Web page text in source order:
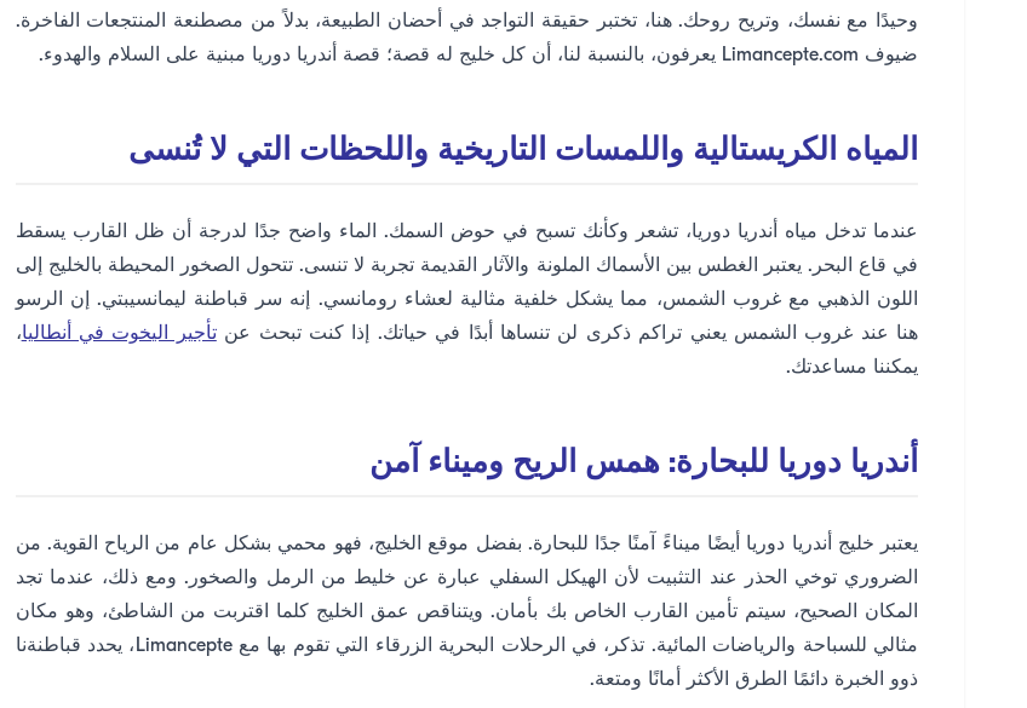
وحيدًا مع نفسك، وتريح روحك. هنا، تختبر حقيقة التواجد في أحضان الطبيعة، بدلاً من مصطنعة المنتجعات الفاخرة.
ضيوف Limancepte.com يعرفون، بالنسبة لنا، أن كل خليج له قصة؛ قصة أندريا دوريا مبنية على السلام والهدوء.
المياه الكريستالية واللمسات التاريخية واللحظات التي لا تُنسى
عندما تدخل مياه أندريا دوريا، تشعر وكأنك تسبح في حوض السمك. الماء واضح جدًا لدرجة أن ظل القارب يسقط
في قاع البحر. يعتبر الغطس بين الأسماك الملونة والآثار القديمة تجربة لا تنسى. تتحول الصخور المحيطة بالخليج إلى
اللون الذهبي مع غروب الشمس، مما يشكل خلفية مثالية لعشاء رومانسي. إنه سر قباطنة ليمانسيبتي. إن الرسو
هنا عند غروب الشمس يعني تراكم ذكرى لن تنساها أبدًا في حياتك. إذا كنت تبحث عنتأجير اليخوت في أنطاليا،
يمكننا مساعدتك.
أندريا دوريا للبحارة: همس الريح وميناء آمن
يعتبر خليج أندريا دوريا أيضًا ميناءً آمنًا جدًا للبحارة. بفضل موقع الخليج، فهو محمي بشكل عام من الرياح القوية. من
الضروري توخي الحذر عند التثبيت لأن الهيكل السفلي عبارة عن خليط من الرمل والصخور. ومع ذلك، عندما تجد
المكان الصحيح، سيتم تأمين القارب الخاص بك بأمان. ويتناقص عمق الخليج كلما اقتربت من الشاطئ، وهو مكان
مثالي للسباحة والرياضات المائية. تذكر، في الرحلات البحرية الزرقاء التي تقوم بها مع Limancepte، يحدد قباطنةنا
ذوو الخبرة دائمًا الطرق الأكثر أمانًا ومتعة.